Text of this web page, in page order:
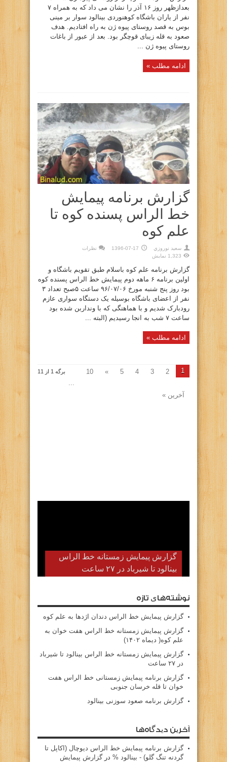
بعدازظهر روز ۱۶ آذر را نشان می داد که به همراه ۷
نفر از یاران باشگاه کوهنوردی بینالود سوار بر مینی
بوس به قصد روستای پیوه ژن به راه افتادیم. هدف
صعود به قله زیبای قوچگر بود. بعد از عبور از باغات
روستای پیوه ژن ...
ادامه مطلب »
گزارش برنامه پیمایش
خط الراس پسنده کوه تا
علم کوه
سعيد نوروزي 1396-07-17
نظرات
1,323 نمایش
گزارش برنامه علم کوه باسلام طبق تقویم باشگاه و
اولین برنامه ۶ ماهه دوم پیمایش خط الراس پسنده کوه
بود روز پنج شنبه مورخ ۹۶/۰۷/۰۶ ساعت ۵صبح تعداد ۳
نفر از اعضای باشگاه بوسیله یک دستگاه سواری عازم
رودبارک شدیم و با هماهنگی که با ونداربن شده بود
ساعت ۷ شب به انجا رسیدیم (البته ...
ادامه مطلب »
برگه 1 از 11 1
2
3
4
5
»
10
...
آخرین »
گزارش پیمایش زمستانه خط الراس
بینالود تا شیرباد در ۲۷ ساعت
نوشته‌های تازه
گزارش پیمایش خط الراس دندان اژدها به علم کوه
گزارش پیمایش زمستانه خط الراس هفت خوان به
علم کوه( دیماه ۱۴۰۲)
گزارش پیمایش زمستانه خط الراس بینالود تا شیرباد
در ۲۷ ساعت
گزارش برنامه پیمایش زمستانی خط الراس هفت
خوان تا قله خرسان جنوبی
گزارش برنامه صعود سوزنی بینالود
آخرین دیدگاه‌ها
گزارش برنامه پيمايش خط الراس ديوچال (اكاپل تا
گردنه تنگ گلو) - بينالود % درگزارش پیمایش